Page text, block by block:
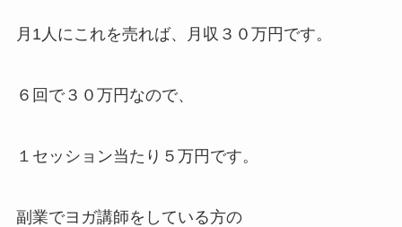
月1人にこれを売れば、月収３０万円です。
６回で３０万円なので、
１セッション当たり５万円です。
副業でヨガ講師をしている方の